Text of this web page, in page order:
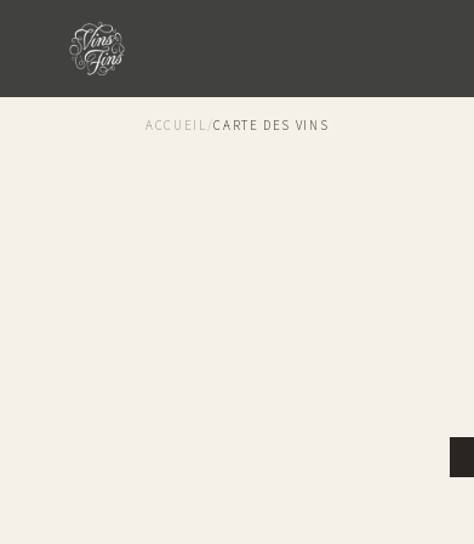
ACCUEIL/CARTE DES VINS